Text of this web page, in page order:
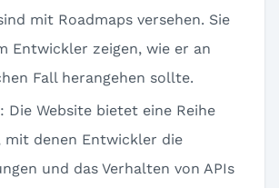
mit Roadmaps versehen. Sie
Entwickler zeigen, wie er an
Fall herangehen sollte.
: Die Website bietet eine Reihe
mit denen Entwickler die
und das Verhalten von APIs